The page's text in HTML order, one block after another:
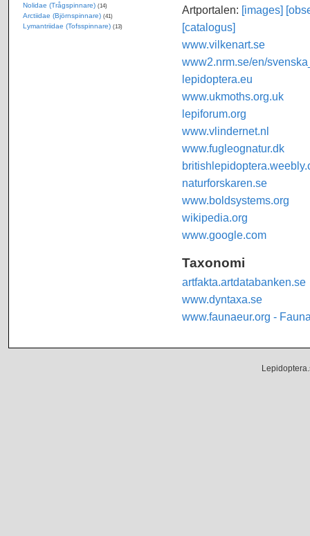
Artportalen: [images]
[catalogus]
www.vilkenart.se
www2.nrm.se/en/
lepidoptera.eu
www.ukmoths.org.uk
lepiforum.org
www.vlindernet.nl
www.fugleognatur.dk
naturforskaren.se
www.boldsystems.org
wikipedia.org
www.google.com
Taxonomi
artfakta.artdatabanken.se
www.dyntaxa.se
www.faunaeur.org -
Nolidae (Trågspinnare) (14)
Arctiidae (Björnspinnare) (41)
Lymantriidae (Tofsspinnare) (13)